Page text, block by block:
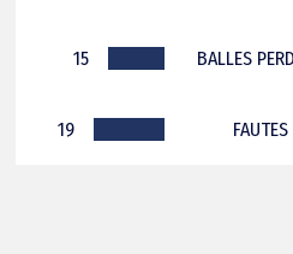
15 BALLES
19 FAUTES